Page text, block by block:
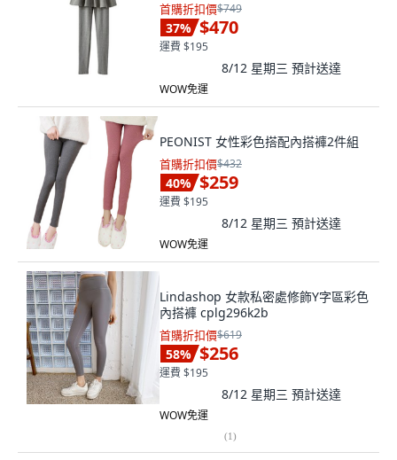
首購折扣價$749
37% $470
運費 $195
8/12 星期三 預計送達
WOW免運
PEONIST 女性彩色搭配內搭褲2件組
首購折扣價$432
40% $259
運費 $195
8/12 星期三 預計送達
WOW免運
Lindashop 女款私密處修飾Y字區彩色
內搭褲 cplg296k2b
首購折扣價$619
58% $256
運費 $195
8/12 星期三 預計送達
WOW免運
(1)